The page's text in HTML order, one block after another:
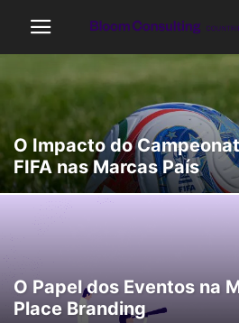
O Impacto do
FIFA nas Marcas País
O Papel dos Eventos na
Place Branding